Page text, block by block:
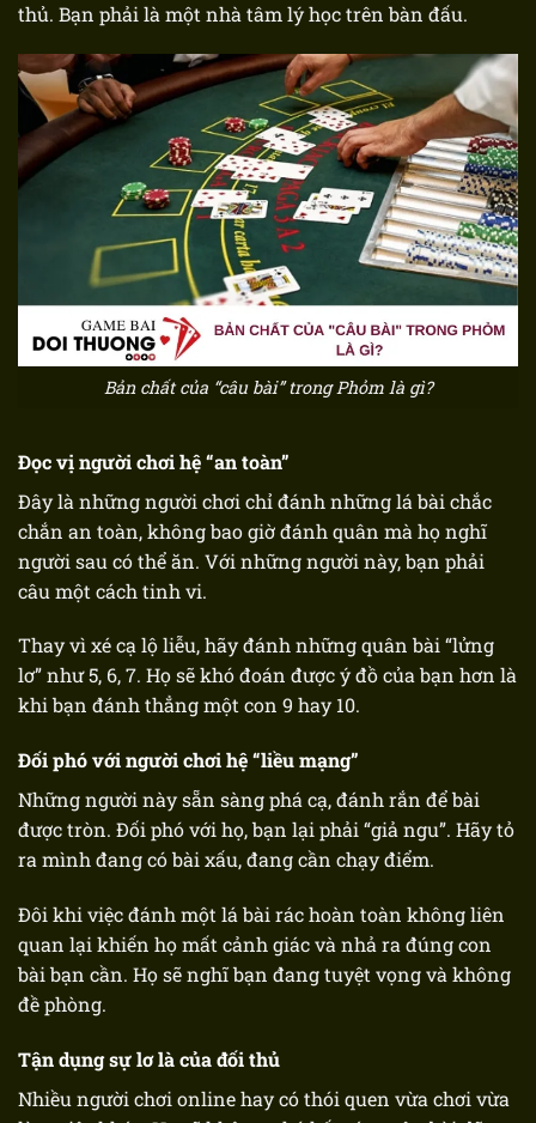
thủ. Bạn phải là một nhà tâm lý học trên bàn đấu.
Bản chất của “câu bài” trong Phỏm là gì?
Đọc vị người chơi hệ “an toàn”
Đây là những người chơi chỉ đánh những lá bài chắc
chắn an toàn, không bao giờ đánh quân mà họ nghĩ
người sau có thể ăn. Với những người này, bạn phải
câu một cách tinh vi.
Thay vì xé cạ lộ liễu, hãy đánh những quân bài “lửng
lơ” như 5, 6, 7. Họ sẽ khó đoán được ý đồ của bạn hơn là
khi bạn đánh thẳng một con 9 hay 10.
Đối phó với người chơi hệ “liều mạng”
Những người này sẵn sàng phá cạ, đánh rắn để bài
được tròn. Đối phó với họ, bạn lại phải “giả ngu”. Hãy tỏ
ra mình đang có bài xấu, đang cần chạy điểm.
Đôi khi việc đánh một lá bài rác hoàn toàn không liên
quan lại khiến họ mất cảnh giác và nhả ra đúng con
bài bạn cần. Họ sẽ nghĩ bạn đang tuyệt vọng và không
đề phòng.
Tận dụng sự lơ là của đối thủ
Nhiều người chơi online hay có thói quen vừa chơi vừa